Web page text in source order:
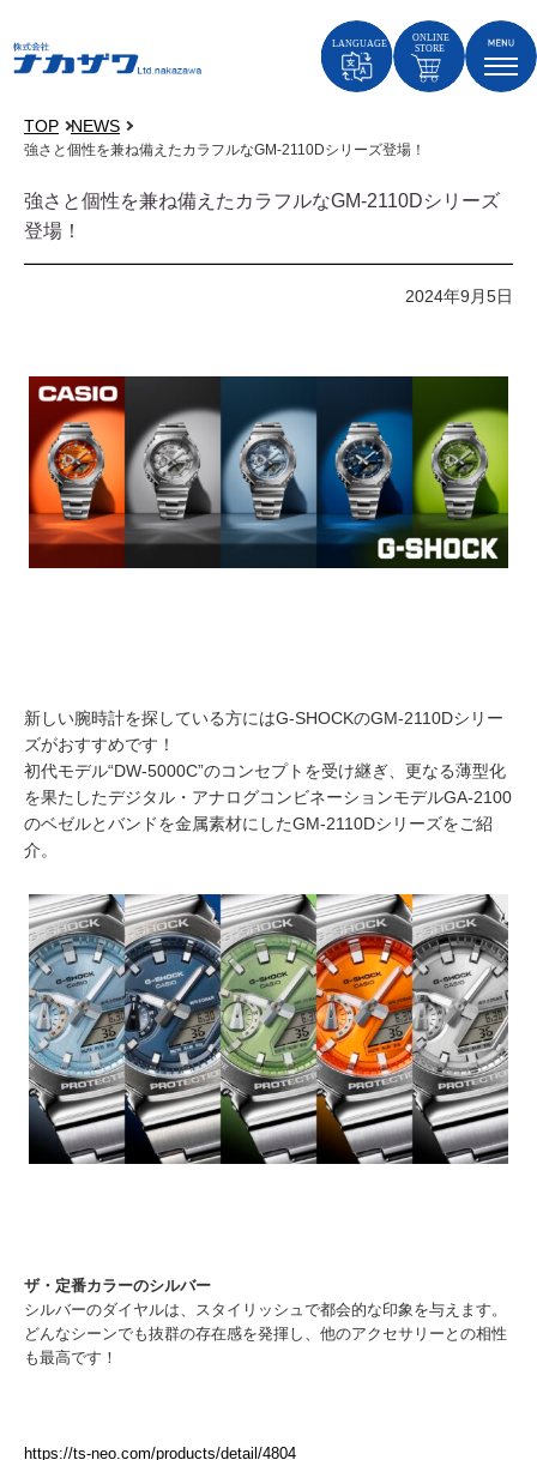
TOP NEWS
強さと個性を兼ね備えたカラフルなGM-2110Dシリーズ登場！
強さと個性を兼ね備えたカラフルなGM-2110Dシリーズ
登場！
2024年9月5日
新しい腕時計を探している方にはG-SHOCKのGM-2110Dシリー
ズがおすすめです！
初代モデル“DW-5000C”のコンセプトを受け継ぎ、更なる薄型化
を果たしたデジタル・アナログコンビネーションモデルGA-2100
のベゼルとバンドを金属素材にしたGM-2110Dシリーズをご紹
介。
ザ・定番カラーのシルバー
シルバーのダイヤルは、スタイリッシュで都会的な印象を与えます。
どんなシーンでも抜群の存在感を発揮し、他のアクセサリーとの相性
も最高です！
https://ts-neo.com/products/detail/4804